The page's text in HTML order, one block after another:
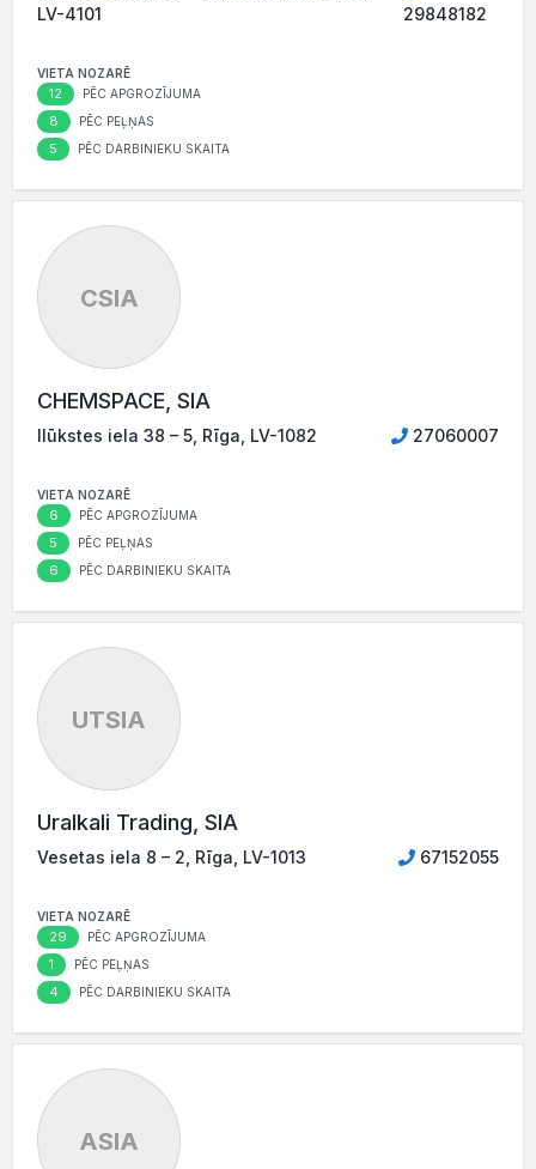
LV-4101
29848182
VIETA NOZARĒ
12 PĒC APGROZĪJUMA
8 PĒC PEĻŅAS
5 PĒC DARBINIEKU SKAITA
CSIA
CHEMSPACE, SIA
Ilūkstes iela 38 – 5, Rīga, LV-1082 27060007
VIETA NOZARĒ
6 PĒC APGROZĪJUMA
5 PĒC PEĻŅAS
6 PĒC DARBINIEKU SKAITA
UTSIA
Uralkali Trading, SIA
Vesetas iela 8 – 2, Rīga, LV-1013 67152055
VIETA NOZARĒ
29 PĒC APGROZĪJUMA
1 PĒC PEĻŅAS
4 PĒC DARBINIEKU SKAITA
ASIA